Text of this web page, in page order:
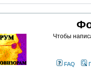
Чтобы
FAQ